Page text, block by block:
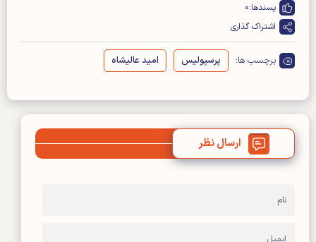
پسندها:0
اشتراک گذاری
برچسب ها: پرسپولیس امید عالیشاه
ارسال نظر